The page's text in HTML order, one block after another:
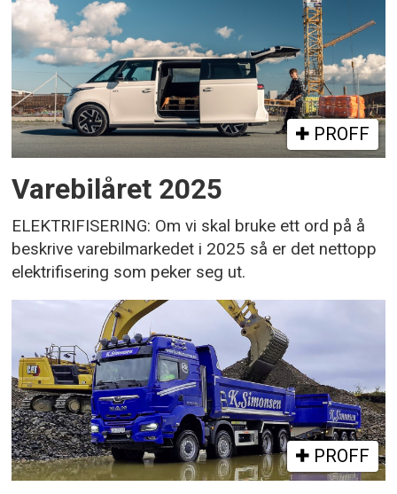
PROFF
Varebilåret 2025
ELEKTRIFISERING: Om vi skal bruke ett ord på å
beskrive varebilmarkedet i 2025 så er det nettopp
elektrifisering som peker seg ut.
PROFF